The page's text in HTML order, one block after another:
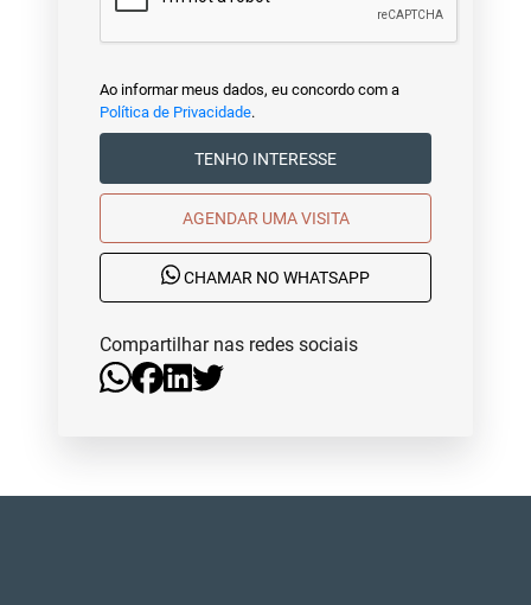
Ao informar meus dados, eu concordo com a
Política de Privacidade.
TENHO INTERESSE
AGENDAR UMA VISITA
CHAMAR NO WHATSAPP
Compartilhar nas redes sociais